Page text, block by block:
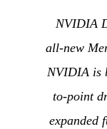
NVIDIA
all-new
NVIDIA is
to-point
expanded